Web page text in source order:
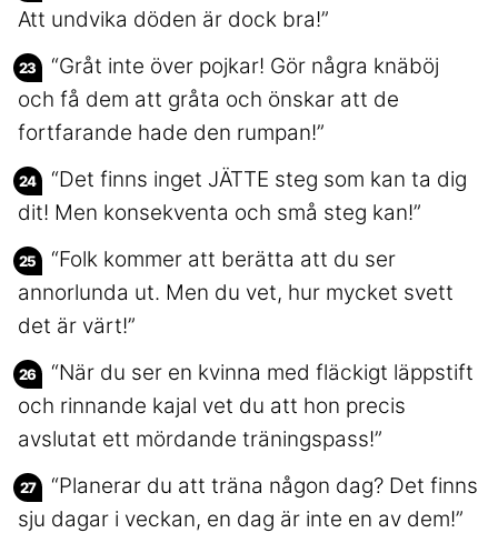
Att undvika döden är dock bra!”
“Gråt inte över pojkar! Gör några knäböj
och få dem att gråta och önskar att de
fortfarande hade den rumpan!”
“Det finns inget JÄTTE steg som kan ta dig
dit! Men konsekventa och små steg kan!”
“Folk kommer att berätta att du ser
annorlunda ut. Men du vet, hur mycket svett
det är värt!”
“När du ser en kvinna med fläckigt läppstift
och rinnande kajal vet du att hon precis
avslutat ett mördande träningspass!”
“Planerar du att träna någon dag? Det finns
sju dagar i veckan, en dag är inte en av dem!”